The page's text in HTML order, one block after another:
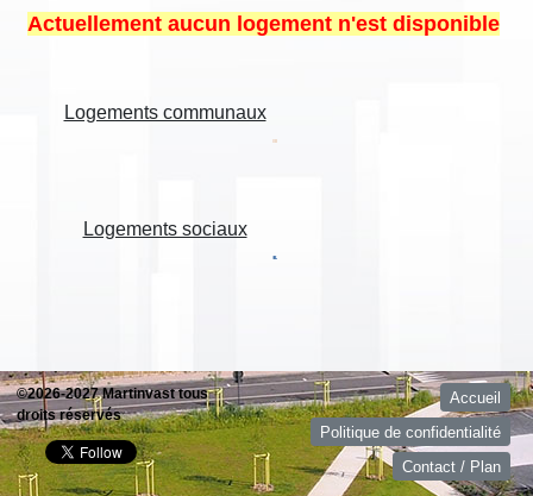
Actuellement aucun logement n'est disponible
Logements communaux
Logements sociaux
©2026-2027 Martinvast tous
droits réservés
Accueil
Politique de confidentialité
Contact / Plan